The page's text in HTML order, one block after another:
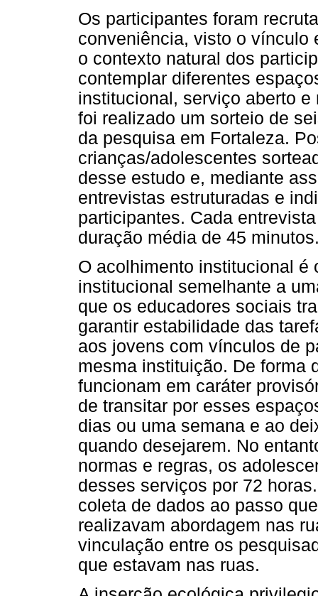
Os participantes foram
conveniência, visto o vínculo
o contexto natural dos
contemplar diferentes
institucional, serviço aberto
foi realizado um sorteio de
da pesquisa em Fortaleza.
crianças/adolescentes
desse estudo e, mediante
entrevistas estruturadas e
participantes. Cada
duração média de 45
O acolhimento institucional é
institucional semelhante a
que os educadores sociais
garantir estabilidade das
aos jovens com vínculos de
mesma instituição. De forma
funcionam em caráter
de transitar por esses
dias ou uma semana e ao
quando desejarem. No
normas e regras, os
desses serviços por 72
coleta de dados ao passo
realizavam abordagem nas
vinculação entre os
que estavam nas ruas.